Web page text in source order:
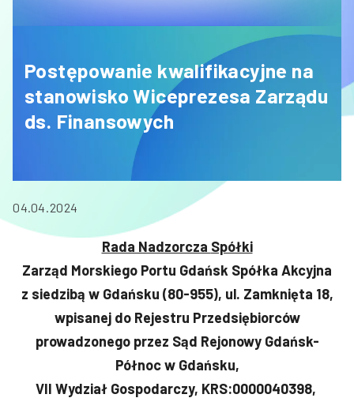
Postępowanie kwalifikacyjne na
stanowisko Wiceprezesa Zarządu
ds. Finansowych
04.04.2024
Rada Nadzorcza Spółki
Zarząd Morskiego Portu Gdańsk Spółka Akcyjna
z siedzibą w Gdańsku (80-955), ul. Zamknięta 18,
wpisanej do Rejestru Przedsiębiorców
prowadzonego przez Sąd Rejonowy Gdańsk-
Północ w Gdańsku,
VII Wydział Gospodarczy, KRS:0000040398,